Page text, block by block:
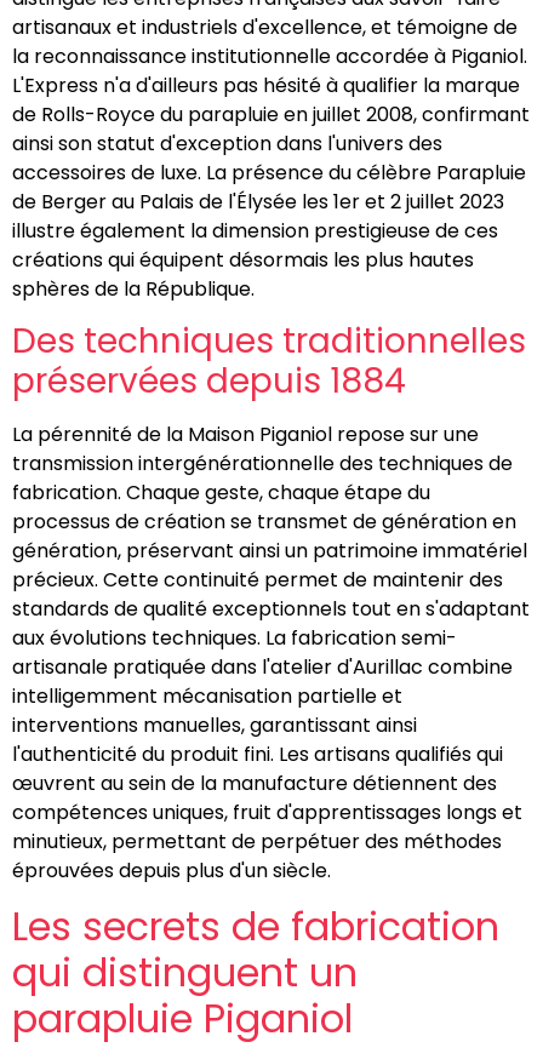
artisanaux et industriels d'excellence, et témoigne de
la reconnaissance institutionnelle accordée à Piganiol.
L'Express n'a d'ailleurs pas hésité à qualifier la marque
de Rolls-Royce du parapluie en juillet 2008, confirmant
ainsi son statut d'exception dans l'univers des
accessoires de luxe. La présence du célèbre Parapluie
de Berger au Palais de l'Élysée les 1er et 2 juillet 2023
illustre également la dimension prestigieuse de ces
créations qui équipent désormais les plus hautes
sphères de la République.
Des techniques traditionnelles
préservées depuis 1884
La pérennité de la Maison Piganiol repose sur une
transmission intergénérationnelle des techniques de
fabrication. Chaque geste, chaque étape du
processus de création se transmet de génération en
génération, préservant ainsi un patrimoine immatériel
précieux. Cette continuité permet de maintenir des
standards de qualité exceptionnels tout en s'adaptant
aux évolutions techniques. La fabrication semi-
artisanale pratiquée dans l'atelier d'Aurillac combine
intelligemment mécanisation partielle et
interventions manuelles, garantissant ainsi
l'authenticité du produit fini. Les artisans qualifiés qui
œuvrent au sein de la manufacture détiennent des
compétences uniques, fruit d'apprentissages longs et
minutieux, permettant de perpétuer des méthodes
éprouvées depuis plus d'un siècle.
Les secrets de fabrication
qui distinguent un
parapluie Piganiol